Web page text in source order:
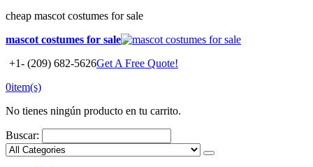
cheap mascot costumes for sale
mascot costumes for sale
+1- (209) 682-5626Get A Free Quote!
0item(s)
No tienes ningún producto en tu carrito.
Buscar: